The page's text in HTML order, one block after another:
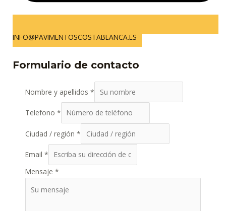
INFO@PAVIMENTOSCOSTABLANCA.ES
Formulario de contacto
Nombre y apellidos *
Telefono *
Ciudad / región *
Email *
Mensaje *